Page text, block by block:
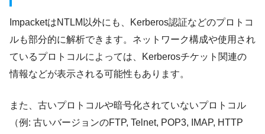
ImpacketはNTLM以外にも、Kerberos認証などのプロトコ
ルも部分的に解析できます。ネットワーク構成や使用され
ているプロトコルによっては、Kerberosチケット関連の
情報などが表示される可能性もあります。
また、古いプロトコルや暗号化されていないプロトコル
（例: 古いバージョンのFTP, Telnet, POP3, IMAP, HTTP